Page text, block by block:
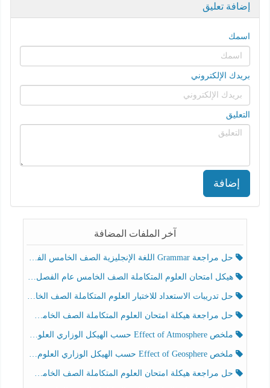
إضافة تعليق
اسمك
بريدك الإلكتروني
التعليق
إضافة
آخر الملفات المضافة
حل مراجعة Grammar اللغة الإنجليزية الصف الخامس الفصل الثالث
هيكل امتحان العلوم المتكاملة الصف الخامس عام الفصل الدراسي الثالث 2025-2026
حل تدريبات الاستعداد للاختبار العلوم المتكاملة الصف الخامس عام الفصل الثالث
حل مراجعة هيكلة امتحان العلوم المتكاملة الصف الخامس انسبير الفصل الثالث
ملخص Effect of Atmosphere حسب الهيكل الوزاري العلوم المتكاملة الصف الخامس انسبير الفصل الثالث
ملخص Effect of Geosphere حسب الهيكل الوزاري العلوم المتكاملة الصف الخامس انسبير الفصل الثالث
حل مراجعة هيكلة امتحان العلوم المتكاملة الصف الخامس عام الفصل الثالث